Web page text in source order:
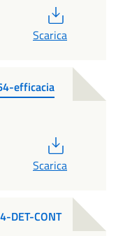
Scarica
efficacia
Scarica
DET-CONT